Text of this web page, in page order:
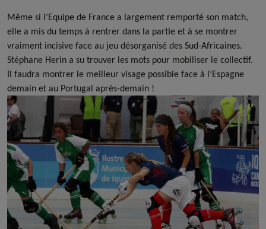
Même si l’Equipe de France a largement remporté son match,
elle a mis du temps à rentrer dans la partie et à se montrer
vraiment incisive face au jeu désorganisé des Sud-Africaines.
Stéphane Herin a su trouver les mots pour mobiliser le collectif.
Il faudra montrer le meilleur visage possible face à l’Espagne
demain et au Portugal après-demain !